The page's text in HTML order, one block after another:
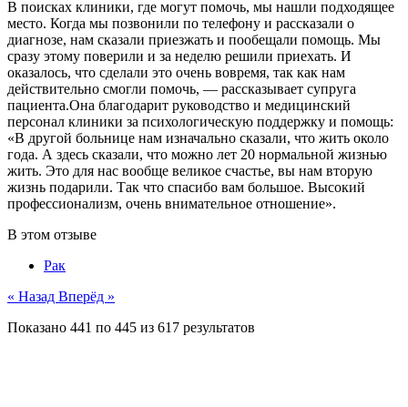
В поисках клиники, где могут помочь, мы нашли подходящее
место. Когда мы позвонили по телефону и рассказали о
диагнозе, нам сказали приезжать и пообещали помощь. Мы
сразу этому поверили и за неделю решили приехать. И
оказалось, что сделали это очень вовремя, так как нам
действительно смогли помочь, — рассказывает супруга
пациента.Она благодарит руководство и медицинский
персонал клиники за психологическую поддержку и помощь:
«В другой больнице нам изначально сказали, что жить около
года. А здесь сказали, что можно лет 20 нормальной жизнью
жить. Это для нас вообще великое счастье, вы нам вторую
жизнь подарили. Так что спасибо вам большое. Высокий
профессионализм, очень внимательное отношение».
В этом отзыве
Рак
« Назад Вперёд »
Показано 441 по 445 из 617 результатов